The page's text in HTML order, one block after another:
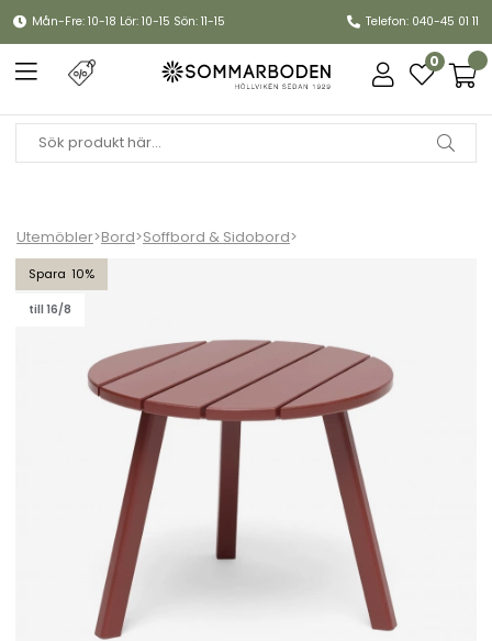
Mån-Fre: 10-18 Lör: 10-15 Sön: 11-15 Telefon: 040-45 01 11
0
Utemöbler>Bord>Soffbord & Sidobord>
10
till 16/8
Tennessee sidobord Ø 50 H41 cm - oxidröd